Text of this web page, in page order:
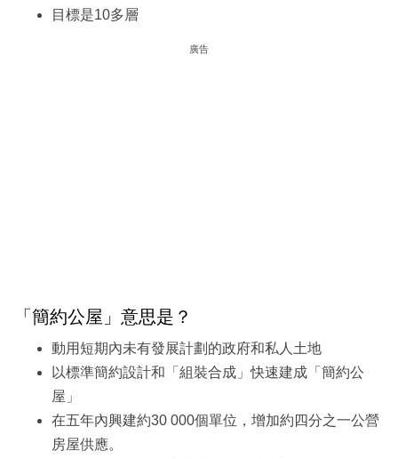
目標是10多層
廣告
「簡約公屋」意思是？
動用短期內未有發展計劃的政府和私人土地
以標準簡約設計和「組裝合成」快速建成「簡約公
屋」
在五年內興建約30 000個單位，增加約四分之一公營
房屋供應。